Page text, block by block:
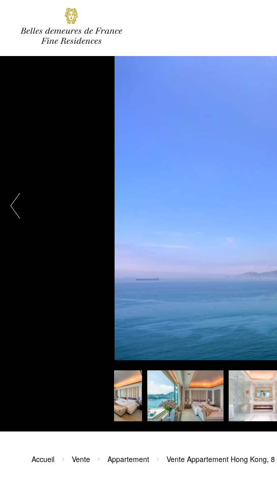
Facebook
Instagram
SOUSCRIRE
Accueil Vente Appartement Vente Appartement Hong Kong,